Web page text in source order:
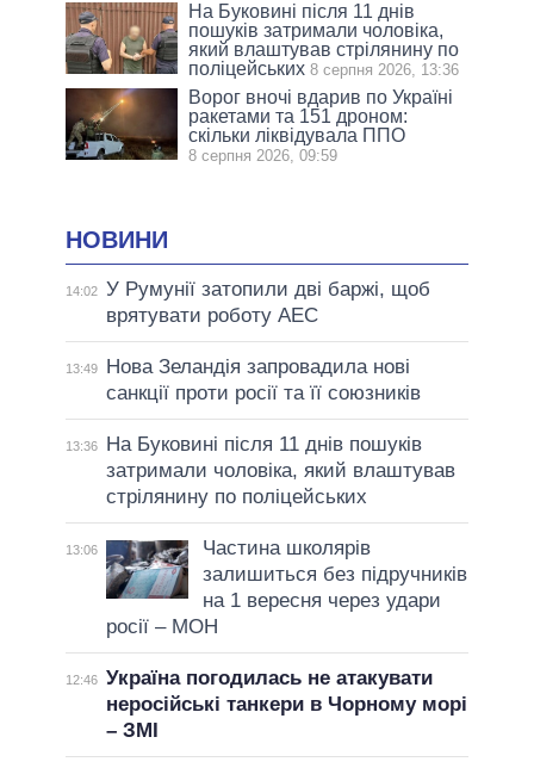
На Буковині після 11 днів
пошуків затримали чоловіка,
який влаштував стрілянину по
поліцейських 8 серпня 2026, 13:36
Ворог вночі вдарив по Україні
ракетами та 151 дроном:
скільки ліквідувала ППО
8 серпня 2026, 09:59
НОВИНИ
14:02 У Румунії затопили дві баржі, щоб
врятувати роботу АЕС
13:49
Нова Зеландія запровадила нові
санкції проти росії та її союзників
13:36
На Буковині після 11 днів пошуків
затримали чоловіка, який влаштував
стрілянину по поліцейських
13:06
Частина школярів
залишиться без підручників
на 1 вересня через удари
росії – МОН
12:46 Україна погодилась не атакувати
неросійські танкери в Чорному морі
– ЗМІ